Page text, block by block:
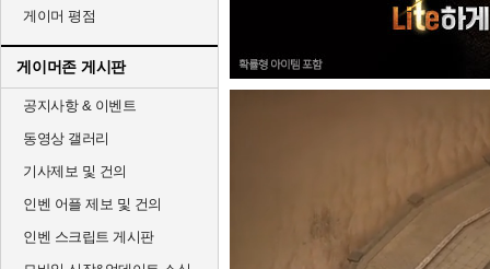
게이머 평점
게이머존 게시판
공지사항 & 이벤트
동영상 갤러리
기사제보 및 건의
인벤 어플 제보 및 건의
인벤 스크립트 게시판